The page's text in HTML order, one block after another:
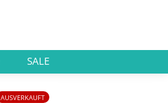
SALE
AUSVERKAUFT